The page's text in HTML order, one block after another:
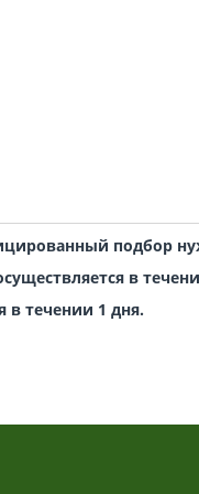
подбор
в
в течении 1 дня.